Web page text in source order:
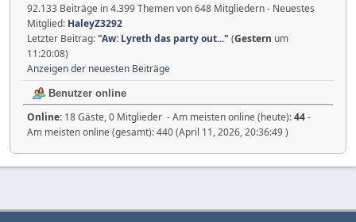
92.133 Beiträge in 4.399 Themen von 648 Mitgliedern - Neuestes
Mitglied: HaleyZ3292
Letzter Beitrag:"Aw: Lyreth das party out..." (Gestern um
11:20:08)
Anzeigen der neuesten Beiträge
Benutzer online
Online: 18 Gäste, 0 Mitglieder - Am meisten online (heute):44-
Am meisten online (gesamt): 440 (April 11, 2026, 20:36:49 )